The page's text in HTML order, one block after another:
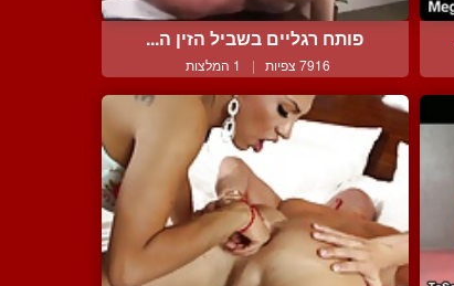
פותח רגליים בשביל הזין ה...
7916 צפיות | 1 המלצות